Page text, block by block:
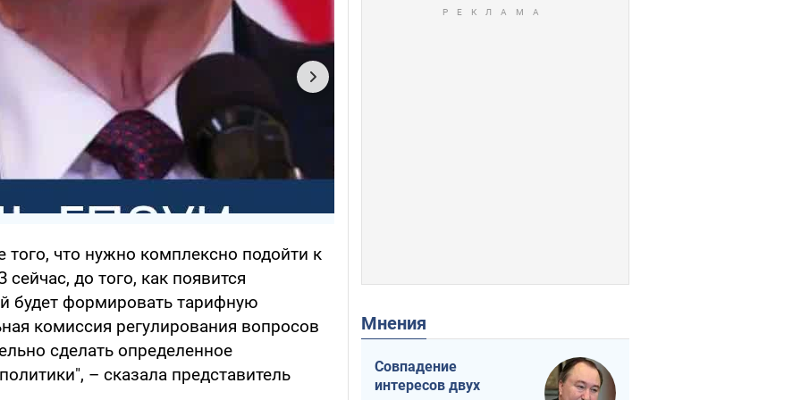
что нужно комплексно подойти к
до того, как появится
будет формировать тарифную
комиссия регулирования вопросов
сделать определенное
– сказала представитель
Мнения
Совпадение
интересов двух